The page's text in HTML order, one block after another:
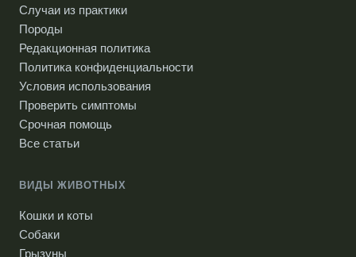
Случаи из практики
Породы
Редакционная политика
Политика конфиденциальности
Условия использования
Проверить симптомы
Срочная помощь
Все статьи
ВИДЫ ЖИВОТНЫХ
Кошки и коты
Собаки
Грызуны